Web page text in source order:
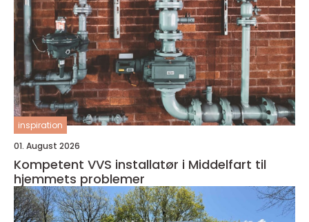
inspiration
01. August 2026
Kompetent VVS installatør i Middelfart til
hjemmets problemer